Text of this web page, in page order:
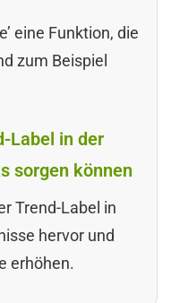
eine Funktion, die
zum Beispiel
Label in der
sorgen können
Trend-Label in
hervor und
erhöhen.